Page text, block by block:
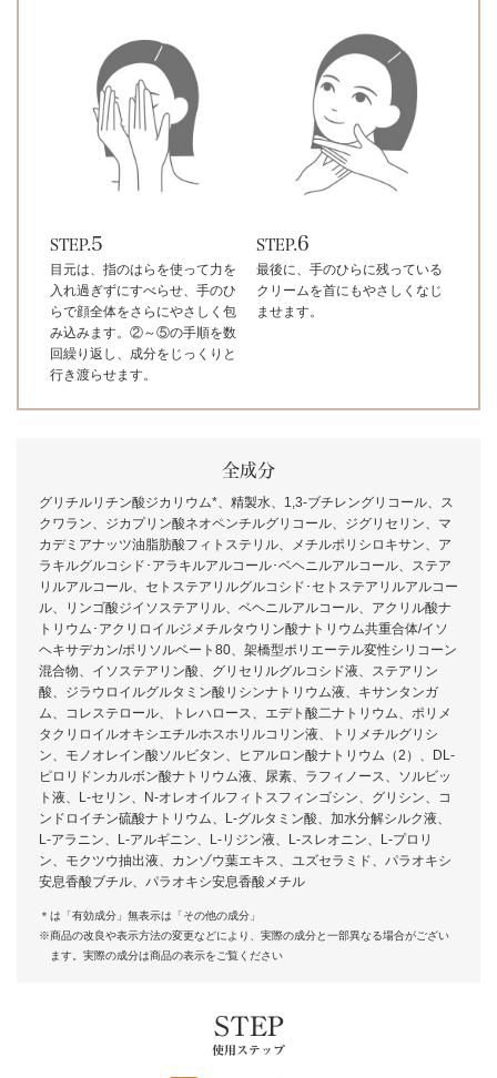
STEP.5
目元は、指のはらを使って力を
入れ過ぎずにすべらせ、手のひ
らで顔全体をさらにやさしく包
み込みます。②～⑤の手順を数
回繰り返し、成分をじっくりと
行き渡らせます。
STEP.6
最後に、手のひらに残っている
クリームを首にもやさしくなじ
ませます。
全成分
グリチルリチン酸ジカリウム*、精製水、1,3-ブチレングリコール、ス
クワラン、ジカプリン酸ネオペンチルグリコール、ジグリセリン、マ
カデミアナッツ油脂肪酸フィトステリル、メチルポリシロキサン、ア
ラキルグルコシド･アラキルアルコール･ベヘニルアルコール、ステア
リルアルコール、セトステアリルグルコシド･セトステアリルアルコー
ル、リンゴ酸ジイソステアリル、ベヘニルアルコール、アクリル酸ナ
トリウム･アクリロイルジメチルタウリン酸ナトリウム共重合体/イソ
ヘキサデカン/ポリソルベート80、架橋型ポリエーテル変性シリコーン
混合物、イソステアリン酸、グリセリルグルコシド液、ステアリン
酸、ジラウロイルグルタミン酸リシンナトリウム液、キサンタンガ
ム、コレステロール、トレハロース、エデト酸二ナトリウム、ポリメ
タクリロイルオキシエチルホスホリルコリン液、トリメチルグリシ
ン、モノオレイン酸ソルビタン、ヒアルロン酸ナトリウム（2）、DL-
ピロリドンカルボン酸ナトリウム液、尿素、ラフィノース、ソルビッ
ト液、L-セリン、N-オレオイルフィトスフィンゴシン、グリシン、コ
ンドロイチン硫酸ナトリウム、L-グルタミン酸、加水分解シルク液、
L-アラニン、L-アルギニン、L-リジン液、L-スレオニン、L-プロリ
ン、モクツウ抽出液、カンゾウ葉エキス、ユズセラミド、パラオキシ
安息香酸ブチル、パラオキシ安息香酸メチル
＊は「有効成分」無表示は「その他の成分」
※商品の改良や表示方法の変更などにより、実際の成分と一部異なる場合がござい
ます。実際の成分は商品の表示をご覧ください
STEP
使用ステップ